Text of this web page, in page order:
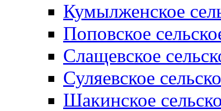
Кумылженское
Поповское
Слащевское
Суляевское
Шакинское